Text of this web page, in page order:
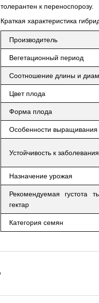
толерантен к переноспорозу.
Краткая характеристика
Производитель
Вегетационный период
Соотношение длины и
Цвет плода
Форма плода
Особенности выращивания
Устойчивость к
Назначение урожая
Рекомендуемая густота
гектар
Категория семян